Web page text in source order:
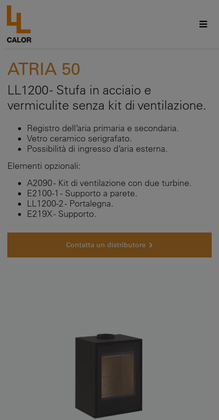
ATRIA 50
LL1200 - Stufa in acciaio e
vermiculite senza kit di ventilazione.
Registro dell’aria primaria e secondaria.
Vetro ceramico serigrafato.
Possibilità di ingresso d’aria esterna.
Elementi opzionali:
A2090 - Kit di ventilazione con due turbine.
E2100-1 - Supporto a parete.
LL1200-2 - Portalegna.
E219X - Supporto.
Contatta un distributore